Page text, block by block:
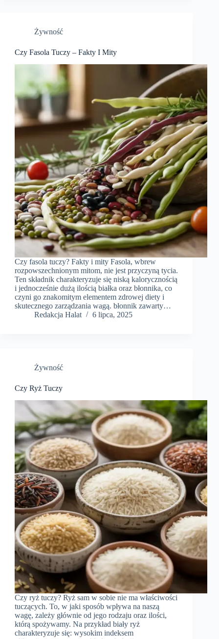
Żywność
Czy Fasola Tuczy – Fakty I Mity
Czy fasola tuczy? Fakty i mity Fasola, wbrew
rozpowszechnionym mitom, nie jest przyczyną tycia.
Ten składnik charakteryzuje się niską kalorycznością
i jednocześnie dużą ilością białka oraz błonnika, co
czyni go znakomitym elementem zdrowej diety i
skutecznego zarządzania wagą. błonnik zawarty…
Redakcja Halat
6 lipca, 2025
Żywność
Czy Ryż Tuczy
Czy ryż tuczy? Ryż sam w sobie nie ma właściwości
tuczących. To, w jaki sposób wpływa na naszą
wagę, zależy głównie od jego rodzaju oraz ilości,
którą spożywamy. Na przykład biały ryż
charakteryzuje się: wysokim indeksem